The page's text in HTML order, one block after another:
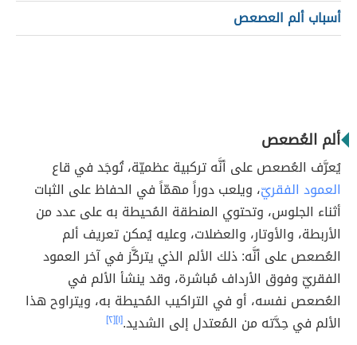
أسباب ألم العصعص
ألم العُصعص
يُعرَّف العُصعص على أنَّه تركبية عظميّة، تُوجَد في قاع
العمود الفقريّ، ويلعب دوراً مهمّاً في الحفاظ على الثبات
أثناء الجلوس، وتحتوي المنطقة المُحيطة به على عدد من
الأربطة، والأوتار، والعضلات، وعليه يُمكن تعريف ألم
العُصعص على أنَّه: ذلك الألم الذي يتركَّز في آخر العمود
الفقريّ وفوق الأرداف مُباشرة، وقد ينشأ الألم في
العُصعص نفسه، أو في التراكيب المُحيطة به، ويتراوح هذا
الألم في حِدَّته من المُعتدل إلى الشديد.[١] [٢]